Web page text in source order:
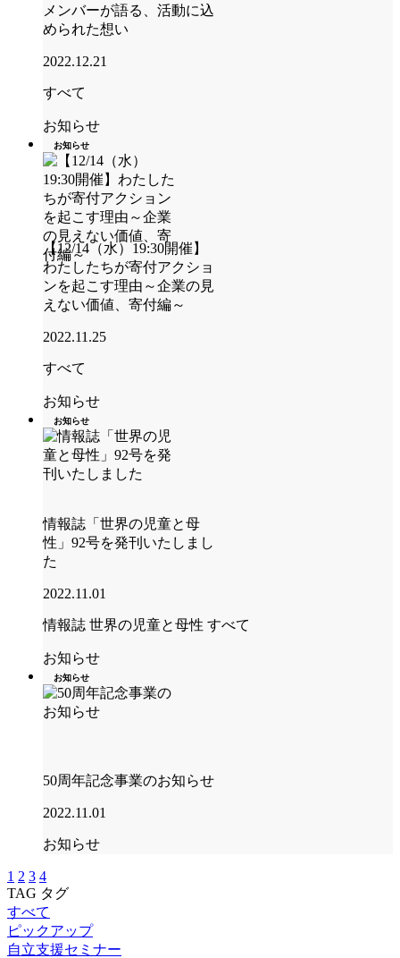
メンバーが語る、活動に込
められた想い
2022.12.21
すべて
お知らせ
お知らせ
【12/14（水）19:30開催】
わたしたちが寄付アクショ
ンを起こす理由～企業の見
えない価値、寄付編～
2022.11.25
すべて
お知らせ
お知らせ
情報誌「世界の児童と母
性」92号を発刊いたしまし
た
2022.11.01
情報誌 世界の児童と母性 すべて
お知らせ
お知らせ
50周年記念事業のお知らせ
2022.11.01
お知らせ
1 2 3 4
TAG タグ
すべて
ピックアップ
自立支援セミナー